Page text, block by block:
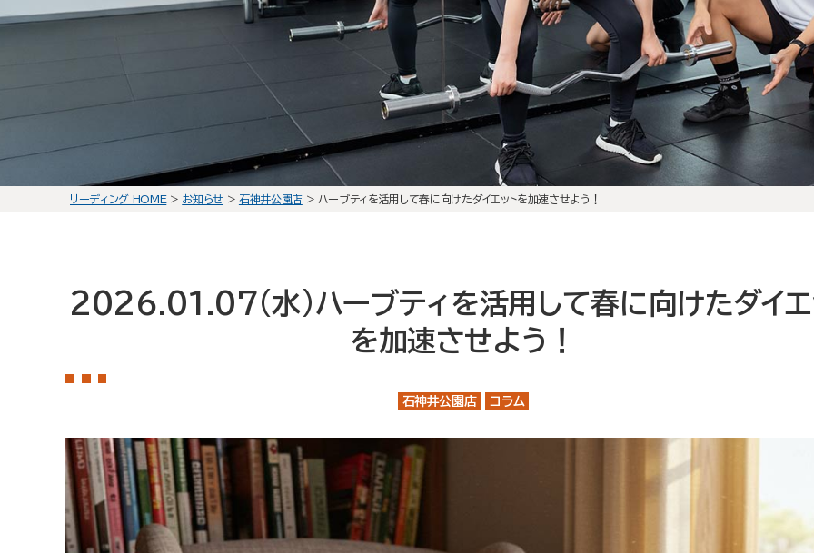
HOME
選ばれる理由
初回体験の流れ
店舗案内
トレーナー紹介
リーディング HOME> お知らせ > 石神井公園店> ハーブティを活用して春に向けたダイエットを加速させよう！
2026.01.07(水)ハーブティを活用して春に向けたダイエ
を加速させよう！
石神井公園店 コラム